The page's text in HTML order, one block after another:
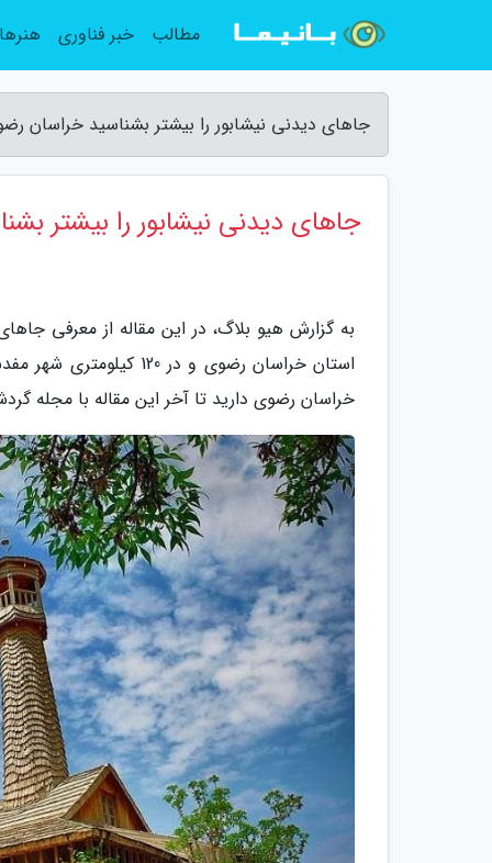
جاهای دیدنی نیشابور را بیشتر بشناسید خراسان
جاهای دیدنی نیشابور را بیشتر
به گزارش هیو بلاگ، در این مقاله از معرفی
استان خراسان رضوی و
خراسان رضوی دارید تا آخر این مقاله با مجله
مطالب خبر فناوری